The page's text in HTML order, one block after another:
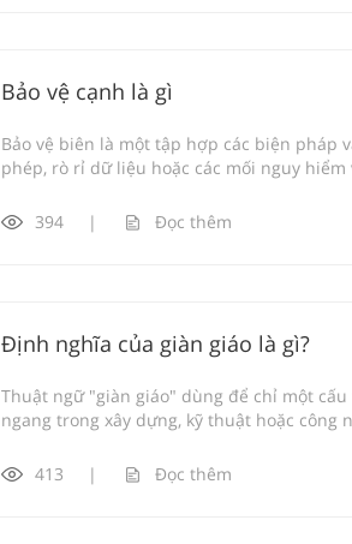
Bảo vệ cạnh là gì
Bảo vệ biên là một tập hợp các biện pháp
phép, rò rỉ dữ liệu hoặc các mối nguy
394 | Đọc thêm
Định nghĩa của giàn giáo là gì?
Thuật ngữ "giàn giáo" dùng để chỉ một
ngang trong xây dựng, kỹ thuật hoặc
413 | Đọc thêm